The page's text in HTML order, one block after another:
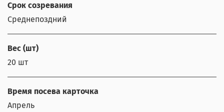
Срок созревания
Среднепоздний
Вес (шт)
20 шт
Время посева карточка
Апрель